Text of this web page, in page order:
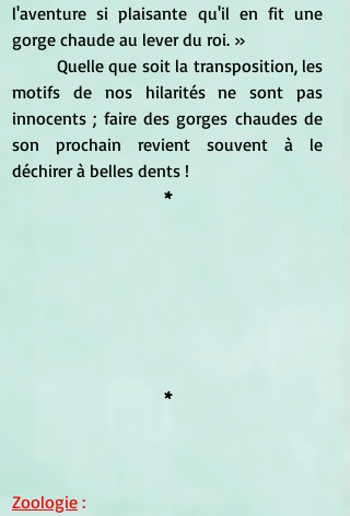
l'aventure si plaisante qu'il en fit une
gorge chaude au lever du roi. »
motifs de nos hilarités ne sont pas
innocents ; faire des gorges chaudes de
son prochain revient souvent à le
déchirer à belles dents !
*
*
Zoologie :